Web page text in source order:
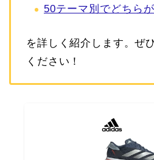
50テーマ別でどちら
を詳しく紹介します。ぜ
ください！